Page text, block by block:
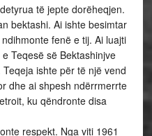
të jepte dorëheqjen.
bektashi. Ai ishte besimtar
fenë e tij. Ai luajti
Teqesë së Bektashinjve
ishte për të një vend
dhe ai shpesh ndërrmerrte
ku qëndronte disa
respekt. Nga viti 1961